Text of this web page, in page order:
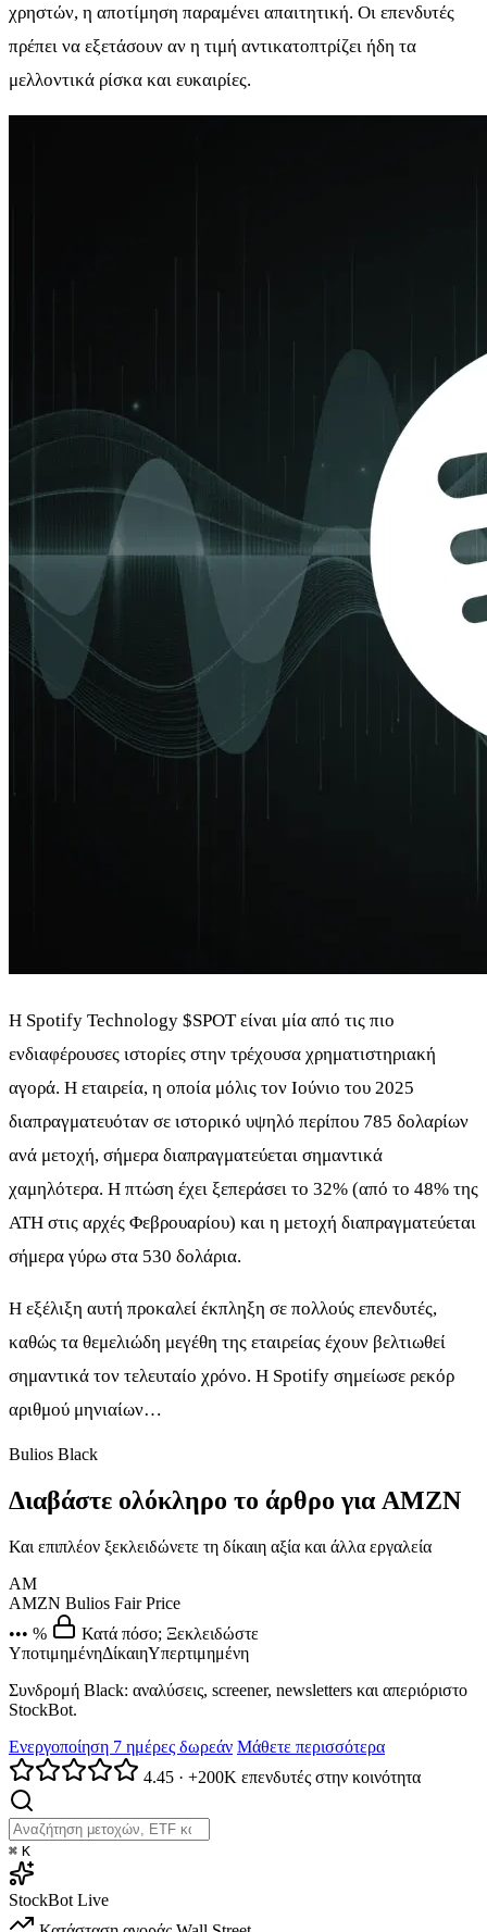
χρηστών, η αποτίμηση παραμένει απαιτητική. Οι επενδυτές
πρέπει να εξετάσουν αν η τιμή αντικατοπτρίζει ήδη τα
μελλοντικά ρίσκα και ευκαιρίες.
Η Spotify Technology $SPOTείναι μία από τις πιο
ενδιαφέρουσες ιστορίες στην τρέχουσα χρηματιστηριακή
αγορά. Η εταιρεία, η οποία μόλις τον Ιούνιο του 2025
διαπραγματευόταν σε ιστορικό υψηλό περίπου 785 δολαρίων
ανά μετοχή, σήμερα διαπραγματεύεται σημαντικά
χαμηλότερα. Η πτώση έχει ξεπεράσει το 32% (από το 48% της
ATH στις αρχές Φεβρουαρίου) και η μετοχή διαπραγματεύεται
σήμερα γύρω στα 530 δολάρια.
Η εξέλιξη αυτή προκαλεί έκπληξη σε πολλούς επενδυτές,
καθώς τα θεμελιώδη μεγέθη της εταιρείας έχουν βελτιωθεί
σημαντικά τον τελευταίο χρόνο. Η Spotify σημείωσε ρεκόρ
αριθμού μηνιαίων…
Bulios Black
Διαβάστε ολόκληρο το άρθρο για AMZN
Και επιπλέον ξεκλειδώνετε τη δίκαιη αξία και άλλα εργαλεία
AM
AMZN Bulios Fair Price
••• %
Κατά πόσο; Ξεκλειδώστε
ΥποτιμημένηΔίκαιηΥπερτιμημένη
Συνδρομή Black: αναλύσεις, screener, newsletters και απεριόριστο
StockBot.
Ενεργοποίηση 7 ημέρες δωρεάν Μάθετε περισσότερα
4.45 · +200K επενδυτές στην κοινότητα
⌘ K
StockBot Live